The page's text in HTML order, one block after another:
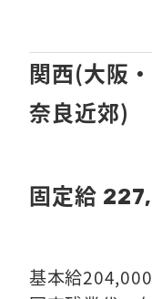
関西(大阪
奈良近郊)
固定給
基本給